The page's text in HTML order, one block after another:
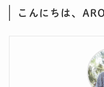
こんにちは、